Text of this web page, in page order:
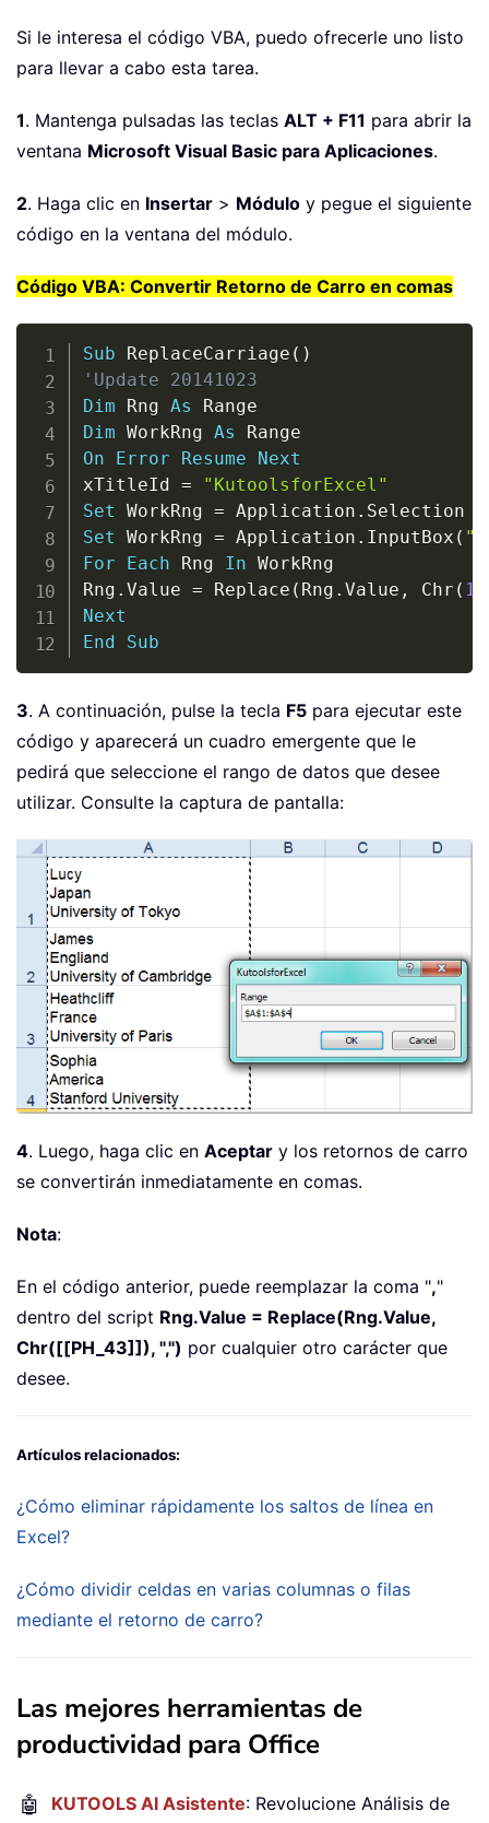
Si le interesa el código VBA, puedo ofrecerle uno listo
para llevar a cabo esta tarea.
1. Mantenga pulsadas las teclas ALT + F11 para abrir la
ventana Microsoft Visual Basic para Aplicaciones.
2. Haga clic en Insertar > Módulo y pegue el siguiente
código en la ventana del módulo.
Código VBA: Convertir Retorno de Carro en comas
Sub ReplaceCarriage ( )
'Update 20141023
Dim Rng As
Dim WorkRng As
On
Error Resume
Next
xTitleId =
"KutoolsforExcel"
Set WorkRng = Application .
Set WorkRng = Application . InputBox (
For
Each Rng In WorkRng
Rng . Value = Replace ( Rng . Value , Chr ( 10
Next
End
Sub
3. A continuación, pulse la tecla F5 para ejecutar este
código y aparecerá un cuadro emergente que le
pedirá que seleccione el rango de datos que desee
utilizar. Consulte la captura de pantalla:
4. Luego, haga clic en Aceptar y los retornos de carro
se convertirán inmediatamente en comas.
Nota:
En el código anterior, puede reemplazar la coma ","
dentro del script Rng.Value = Replace(Rng.Value,
Chr([[PH_43]]), ",") por cualquier otro carácter que
desee.
Artículos relacionados:
¿Cómo eliminar rápidamente los saltos de línea en
Excel?
¿Cómo dividir celdas en varias columnas o filas
mediante el retorno de carro?
Las mejores herramientas de
productividad para Office
🤖 KUTOOLS AI Asistente: Revolucione Análisis de